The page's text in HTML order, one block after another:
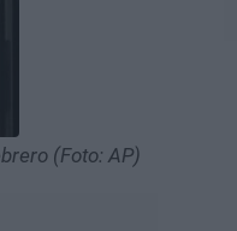
(Foto: AP)